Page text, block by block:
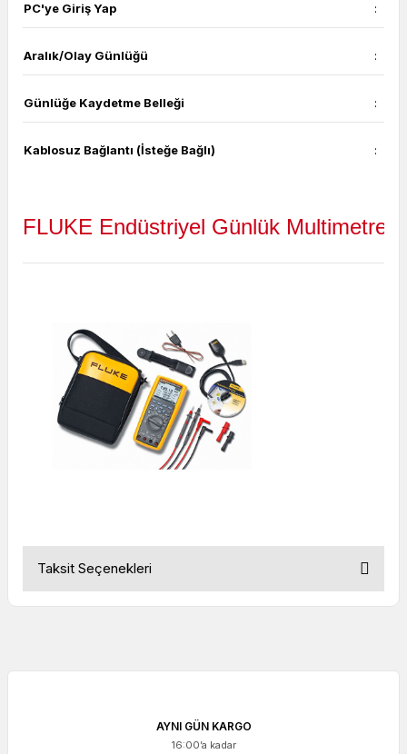
PC'ye Giriş Yap :
Aralık/Olay Günlüğü :
Günlüğe Kaydetme Belleği :
Kablosuz Bağlantı (İsteğe Bağlı) :
FLUKE Endüstriyel Günlük Multimetre
Taksit Seçenekleri
AYNI GÜN KARGO
16:00’a kadar